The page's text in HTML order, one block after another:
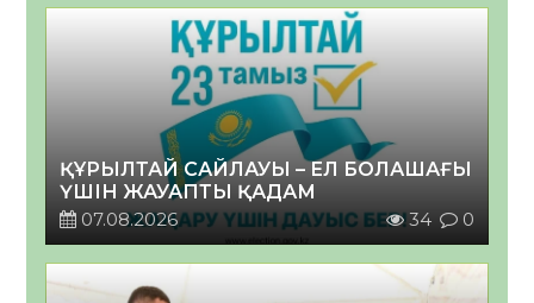
ҚҰРЫЛТАЙ САЙЛАУЫ – ЕЛ БОЛАШАҒЫ
ҮШІН ЖАУАПТЫ ҚАДАМ
07.08.2026
34 0